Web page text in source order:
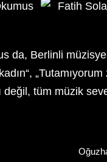
Berlinli
değil, tüm müzik